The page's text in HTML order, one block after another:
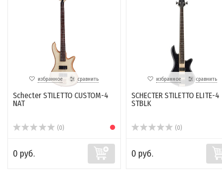
избранное сравнить
Schecter STILETTO CUSTOM-4
NAT
(0)
0 руб.
избранное сравнить
SCHECTER STILETTO ELITE-4
STBLK
(0)
0 руб.